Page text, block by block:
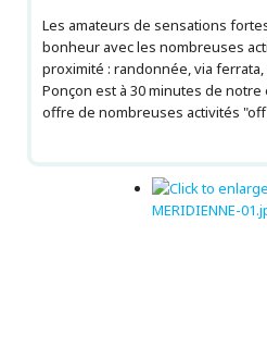
Les amateurs de sensations
bonheur avec les nombreuses
proximité : randonnée, via ferrata,
Ponçon est à 30 minutes de
offre de nombreuses activités "off